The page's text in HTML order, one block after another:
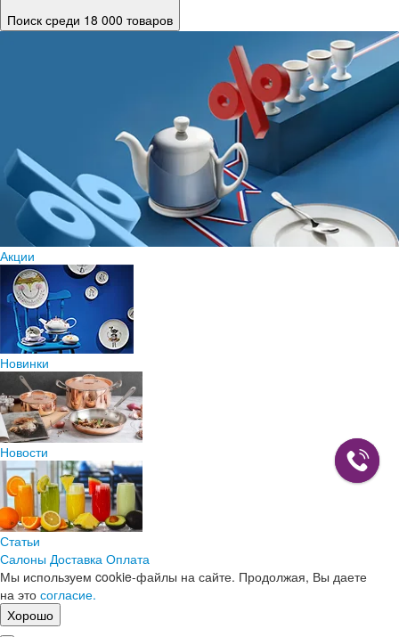
Поиск среди 18 000 товаров
Акции
Новинки
Новости
Статьи
Салоны Доставка Оплата
Мы используем cookie-файлы на сайте. Продолжая, Вы даете
на это согласие.
Хорошо